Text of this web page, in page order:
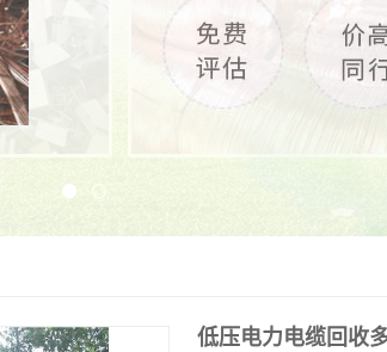
低压电力电缆回收